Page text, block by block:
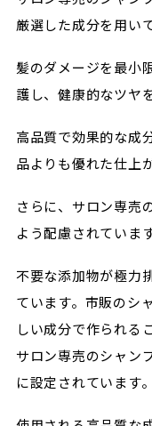
厳選した成分を用い
髪のダメージを最小
護し、健康的なツヤ
高品質で効果的な成
品よりも優れた仕上
さらに、サロン専売
よう配慮されています
不要な添加物が極力
ています。市販のシ
しい成分で作られる
サロン専売のシャン
に設定されています。